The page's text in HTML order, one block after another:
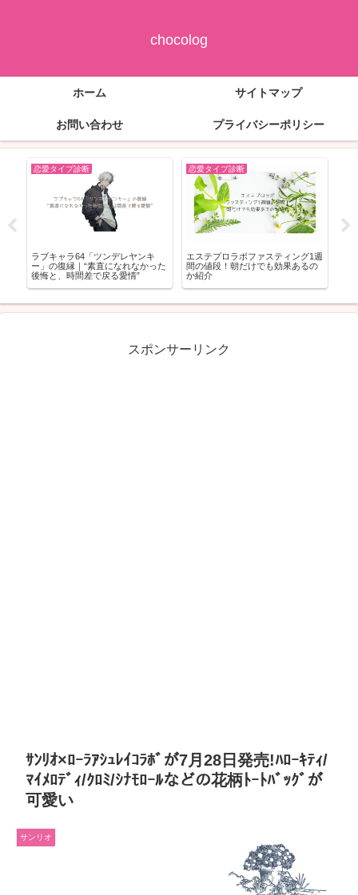
chocolog
ホーム サイトマップ
お問い合わせ プライバシーポリシー
恋愛タイプ診断
ラブキャラ64「ツンデレヤンキ
ー」の復縁｜“素直になれなかった
後悔と、時間差で戻る愛情”
恋愛タイプ診断
エステプロラボファスティング1週
間の値段！朝だけでも効果あるの
か紹介
スポンサーリンク
ｻﾝﾘｵ×ﾛｰﾗｱｼｭﾚｲｺﾗﾎﾞが7月28日発売!ﾊﾛｰｷﾃｨ/
ﾏｲﾒﾛﾃﾞｨ/ｸﾛﾐ/ｼﾅﾓﾛｰﾙなどの花柄ﾄｰﾄﾊﾞｯｸﾞが
可愛い
サンリオ